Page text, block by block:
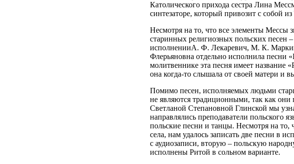
Католического прихода сестра Лина
синтезаторе, который привозит с собой
Несмотря на то, что все элементы Мессы
старинных религиозных польских песен
исполненииА. Ф. Лекаревич, М. К.
Флерьяновна отдельно исполнила песни
молитвеннике эта песня имеет название
она когда-то слышала от своей матери и
Помимо песен, исполняемых людьми
не являются традиционными, так как они
Светланой Степановной Глинской мы
направлялись преподаватели польского
польские песни и танцы. Несмотря на то,
села, нам удалось записать две песни в
с аудиозаписи, вторую – польскую
исполнены Ритой в сольном варианте.